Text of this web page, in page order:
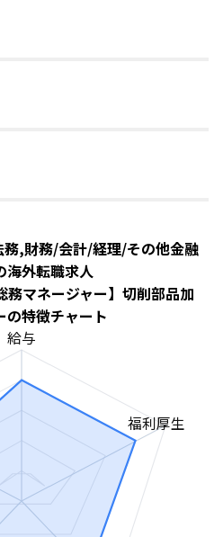
,財務/会計/経理/その他金融
海外転職求人
務マネージャー】切削部品加
の特徴チャート
給与
福利厚生